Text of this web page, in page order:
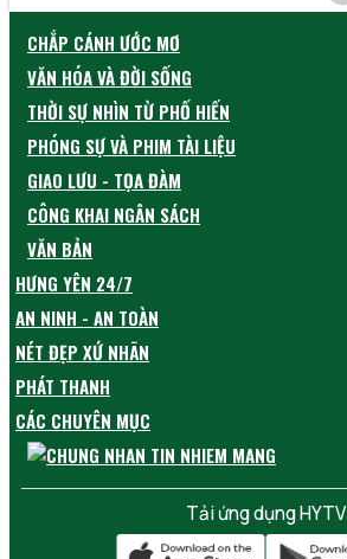
CHẮP CÁNH ƯỚC MƠ
VĂN HÓA VÀ ĐỜI SỐNG
THỜI SỰ NHÌN TỪ PHỐ HIẾN
PHÓNG SỰ VÀ PHIM TÀI LIỆU
GIAO LƯU - TỌA ĐÀM
CÔNG KHAI NGÂN SÁCH
VĂN BẢN
HƯNG YÊN 24/7
AN NINH - AN TOÀN
NÉT ĐẸP XỨ NHÃN
PHÁT THANH
CÁC CHUYÊN MỤC
Tải ứng dụng HYTV